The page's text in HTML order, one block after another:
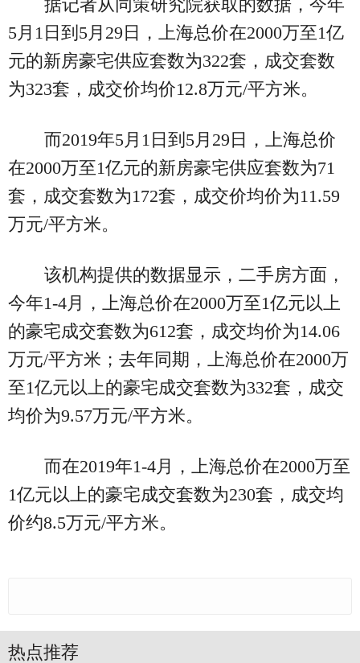
据记者从同策研究院获取的数据，今年
5月1日到5月29日，上海总价在2000万至1亿
元的新房豪宅供应套数为322套，成交套数
为323套，成交价均价12.8万元/平方米。
而2019年5月1日到5月29日，上海总价
在2000万至1亿元的新房豪宅供应套数为71
套，成交套数为172套，成交价均价为11.59
万元/平方米。
该机构提供的数据显示，二手房方面，
今年1-4月，上海总价在2000万至1亿元以上
的豪宅成交套数为612套，成交均价为14.06
万元/平方米；去年同期，上海总价在2000万
至1亿元以上的豪宅成交套数为332套，成交
均价为9.57万元/平方米。
而在2019年1-4月，上海总价在2000万至
1亿元以上的豪宅成交套数为230套，成交均
价约8.5万元/平方米。
热点推荐